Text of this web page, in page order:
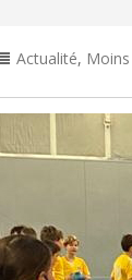
Actualité,